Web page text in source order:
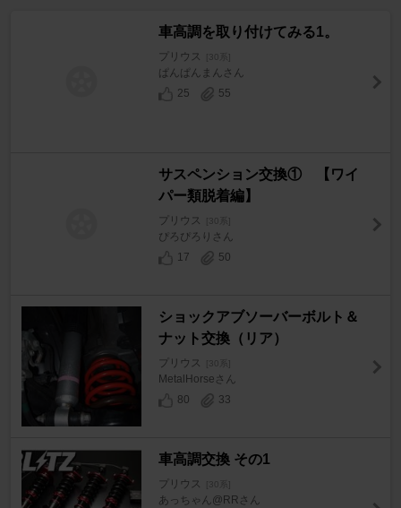
車高調を取り付けてみる1。
プリウス
ぱんぱんまんさん
25
55
サスペンション交換① 【ワイ
パー類脱着編】
プリウス
ぴろぴろりさん
17
50
ショックアブソーバーボルト＆
ナット交換（リア）
プリウス
MetalHorseさん
80
33
車高調交換 その1
プリウス
あっちゃん@RRさん